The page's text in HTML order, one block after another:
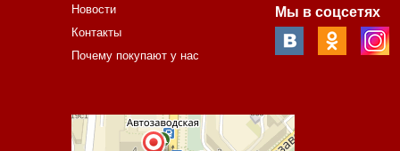
Новости
Контакты
Почему покупают у нас
Мы в соцсетях